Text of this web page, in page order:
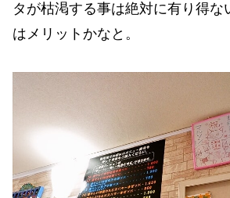
タが枯渇する事は絶対に有り得な
はメリットかなと。